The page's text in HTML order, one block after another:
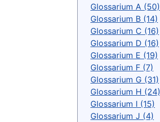
Glossarium A (50)
Glossarium B (14)
Glossarium C (16)
Glossarium D (16)
Glossarium E (19)
Glossarium F (7)
Glossarium G (31)
Glossarium H (24)
Glossarium I (15)
Glossarium J (4)